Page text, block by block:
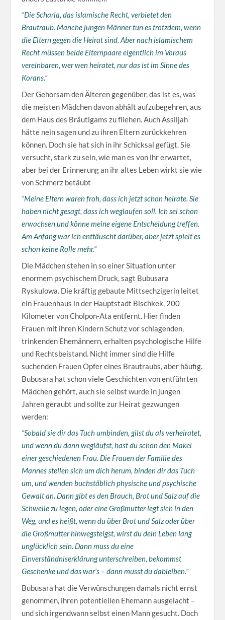
“Die Scharia, das islamische Recht, verbietet den
Brautraub. Manche jungen Männer tun es trotzdem, wenn
die Eltern gegen die Heirat sind. Aber nach islamischem
Recht müssen beide Elternpaare eigentlich im Voraus
vereinbaren, wer wen heiratet, nur das ist im Sinne des
Korans.”
Der Gehorsam den Älteren gegenüber, das ist es, was
die meisten Mädchen davon abhält aufzubegehren, aus
dem Haus des Bräutigams zu fliehen. Auch Assiljah
hätte nein sagen und zu ihren Eltern zurückkehren
können. Doch sie hat sich in ihr Schicksal gefügt. Sie
versucht, stark zu sein, wie man es von ihr erwartet,
aber bei der Erinnerung an ihr altes Leben wirkt sie wie
von Schmerz betäubt
“Meine Eltern waren froh, dass ich jetzt schon heirate. Sie
haben nicht gesagt, dass ich weglaufen soll. Ich sei schon
erwachsen und könne meine eigene Entscheidung treffen.
Am Anfang war ich enttäuscht darüber, aber jetzt spielt es
schon keine Rolle mehr.”
Die Mädchen stehen in so einer Situation unter
enormem psychischem Druck, sagt Bubusara
Ryskulowa. Die kräftig gebaute Mittsechzigerin leitet
ein Frauenhaus in der Hauptstadt Bischkek, 200
Kilometer von Cholpon-Ata entfernt. Hier finden
Frauen mit ihren Kindern Schutz vor schlagenden,
trinkenden Ehemännern, erhalten psychologische Hilfe
und Rechtsbeistand. Nicht immer sind die Hilfe
suchenden Frauen Opfer eines Brautraubs, aber häufig.
Bubusara hat schon viele Geschichten von entführten
Mädchen gehört, auch sie selbst wurde in jungen
Jahren geraubt und sollte zur Heirat gezwungen
werden:
“Sobald sie dir das Tuch umbinden, gilst du als verheiratet,
und wenn du dann wegläufst, hast du schon den Makel
einer geschiedenen Frau. Die Frauen der Familie des
Mannes stellen sich um dich herum, binden dir das Tuch
um, und wenden buchstäblich physische und psychische
Gewalt an. Dann gibt es den Brauch, Brot und Salz auf die
Schwelle zu legen, oder eine Großmutter legt sich in den
Weg, und es heißt, wenn du über Brot und Salz oder über
die Großmutter hinwegsteigst, wirst du dein Leben lang
unglücklich sein. Dann muss du eine
Einverständniserklärung unterschreiben, bekommst
Geschenke und das war’s – dann musst du dableiben.”
Bubusara hat die Verwünschungen damals nicht ernst
genommen, ihren potentiellen Ehemann ausgelacht –
und sich irgendwann selbst einen Mann gesucht. Doch